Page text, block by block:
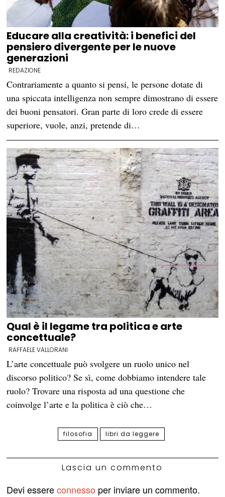
Educare alla creatività: i benefici del
pensiero divergente per le nuove
generazioni
REDAZIONE
Contrariamente a quanto si pensi, le persone dotate di
una spiccata intelligenza non sempre dimostrano di essere
dei buoni pensatori. Gran parte di loro crede di essere
superiore, vuole, anzi, pretende di…
Qual è il legame tra politica e arte
concettuale?
RAFFAELE VALLORANI
L’arte concettuale può svolgere un ruolo unico nel
discorso politico? Se sì, come dobbiamo intendere tale
ruolo? Trovare una risposta ad una questione che
coinvolge l’arte e la politica è ciò che…
filosofia libri da leggere
Lascia un commento
Devi essereconnesso per inviare un commento.